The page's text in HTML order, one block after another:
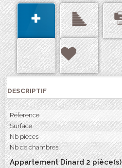
DESCRIPTIF
Réference
Surface
Nb pièces
Nb de chambres
Appartement Dinard 2 pièce(s)